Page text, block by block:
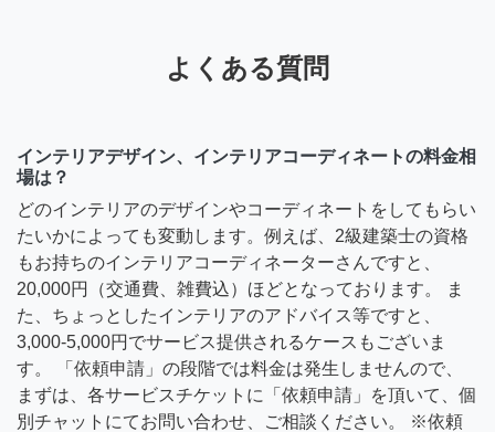
よくある質問
インテリアデザイン、インテリアコーディネートの料金相
場は？
どのインテリアのデザインやコーディネートをしてもらい
たいかによっても変動します。例えば、2級建築士の資格
もお持ちのインテリアコーディネーターさんですと、
20,000円（交通費、雑費込）ほどとなっております。 ま
た、ちょっとしたインテリアのアドバイス等ですと、
3,000-5,000円でサービス提供されるケースもございま
す。 「依頼申請」の段階では料金は発生しませんので、
まずは、各サービスチケットに「依頼申請」を頂いて、個
別チャットにてお問い合わせ、ご相談ください。 ※依頼